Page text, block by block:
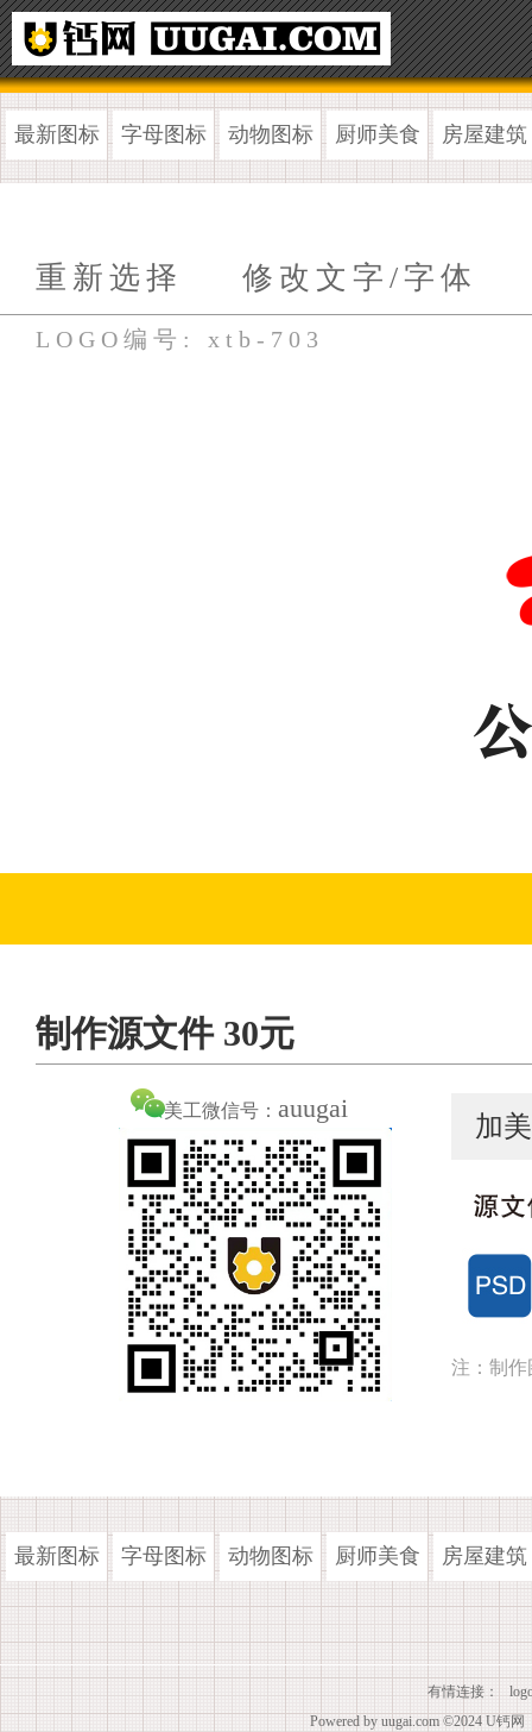
最新图标 字母图标 动物图标 厨师美食 房屋建筑
重新选择 修改文字/字体
LOGO编号: xtb-703
制作源文件 30元
美工微信号： auugai
加
注：制作
最新图标 字母图标 动物图标 厨师美食 房屋建筑
有情连接：
Powered by uugai.com ©2024 U钙网